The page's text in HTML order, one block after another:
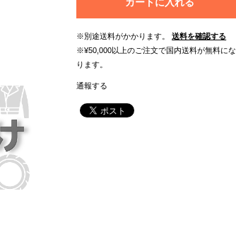
※別途送料がかかります。
送料を確認する
※¥50,000以上のご注文で国内送料が無料にな
ります。
通報する